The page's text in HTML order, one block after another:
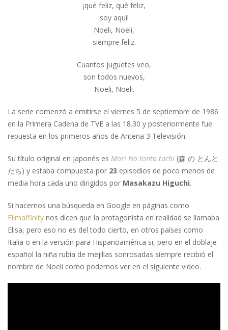
¡qué feliz, qué feliz,
soy aquí!
Noeli, Noeli,
siempre feliz.
Cuantos juguetes veo,
son todos nuevos,
Noeli, Noeli.
La serie comenzó a emitirse el viernes 5 de septiembre de 1986
en la Primera Cadena de TVE a las 18.30 y posteriormente fue
repuesta en los primeros años de Antena 3 Televisión.
Su título original en japonés es Mori No tonto tachi (森 の とんと
たち) y estaba compuesta por 23 episodios de poco menos de
media hora cada uno dirigidos por Masakazu Higuchi.
Si hacemos una búsqueda en Google en páginas como
Filmaffinity nos dicen que la protagonista en realidad se llamaba
Elisa, pero eso no es del todo cierto, en otros países como
Italia o en la versión para Hispanoamérica si, pero en el doblaje
español la niña rubia de mejillas sonrosadas siempre recibió el
nombre de Noeli como podemos ver en el siguiente video.